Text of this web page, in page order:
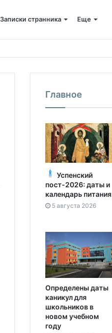
Записки странника Еще
Главное
Успенский
пост-2026: даты и
календарь питания
5 августа 2026
Определены даты
каникул для
школьников в
новом учебном
году